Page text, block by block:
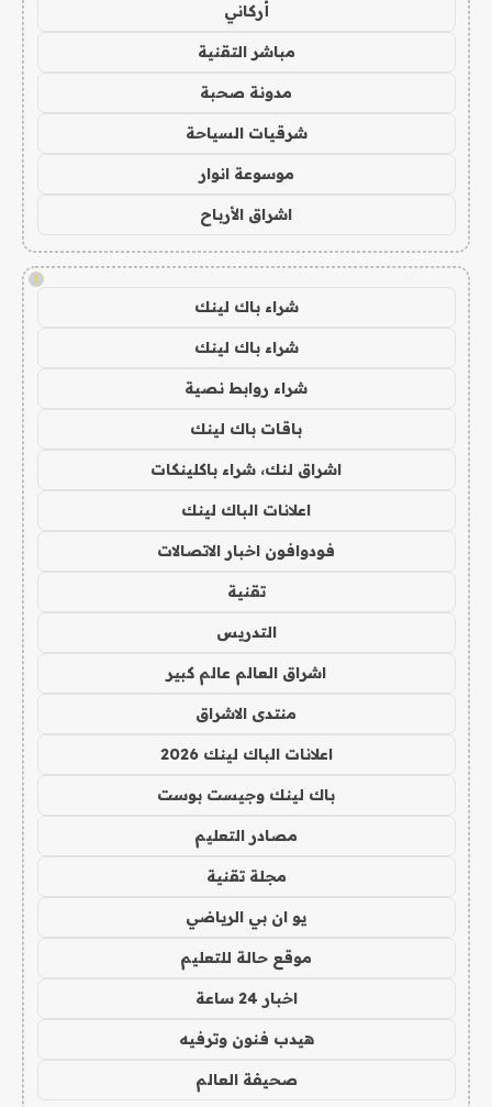
أركاني
مباشر التقنية
مدونة صحبة
شرقيات السياحة
موسوعة انوار
اشراق الأرباح
!
شراء باك لينك
شراء باك لينك
شراء روابط نصية
باقات باك لينك
اشراق لنك، شراء باكلينكات
اعلانات الباك لينك
فودوافون اخبار الاتصالات
تقنية
التدريس
اشراق العالم عالم كبير
منتدى الاشراق
اعلانات الباك لينك 2026
باك لينك وجيست بوست
مصادر التعليم
مجلة تقنية
يو ان بي الرياضي
موقع حالة للتعليم
اخبار 24 ساعة
هيدب فنون وترفيه
صحيفة العالم